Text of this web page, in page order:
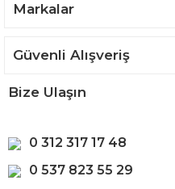
Markalar
Güvenli Alışveriş
Bize Ulaşın
0 312 317 17 48
0 537 823 55 29